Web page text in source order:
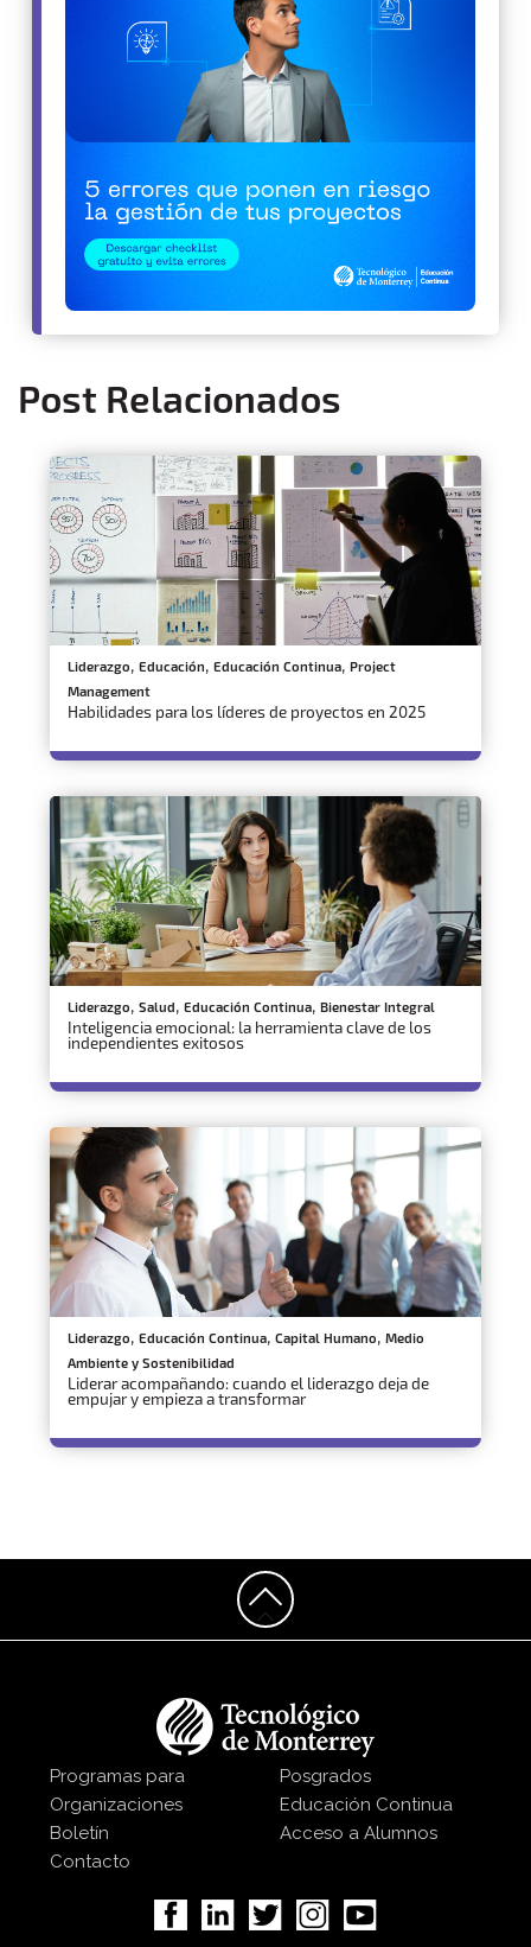
Post Relacionados
Liderazgo, Educación, Educación Continua, Project
Management
Habilidades para los líderes de proyectos en 2025
Liderazgo, Salud, Educación Continua, Bienestar Integral
Inteligencia emocional: la herramienta clave de los
independientes exitosos
Liderazgo, Educación Continua, Capital Humano, Medio
Ambiente y Sostenibilidad
Liderar acompañando: cuando el liderazgo deja de
empujar y empieza a transformar
Programas para
Organizaciones
Boletín
Contacto
Posgrados
Educación Continua
Acceso a Alumnos